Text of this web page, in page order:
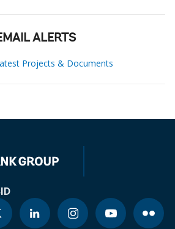
ALERTS
Projects & Documents